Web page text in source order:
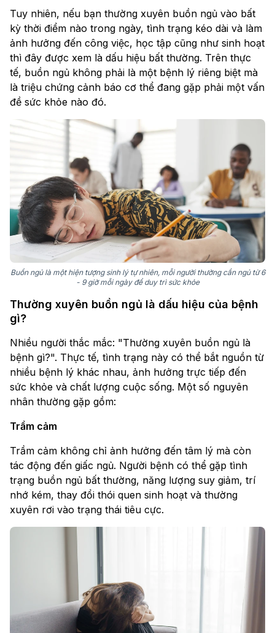
Tuy nhiên, nếu bạn thường xuyên buồn ngủ vào bất
kỳ thời điểm nào trong ngày, tình trạng kéo dài và làm
ảnh hưởng đến công việc, học tập cũng như sinh hoạt
thì đây được xem là dấu hiệu bất thường. Trên thực
tế, buồn ngủ không phải là một bệnh lý riêng biệt mà
là triệu chứng cảnh báo cơ thể đang gặp phải một vấn
đề sức khỏe nào đó.
Buồn ngủ là một hiện tượng sinh lý tự nhiên, mỗi người thường cần ngủ từ 6
- 9 giờ mỗi ngày để duy trì sức khỏe
Thường xuyên buồn ngủ là dấu hiệu của bệnh
gì?
Nhiều người thắc mắc: "Thường xuyên buồn ngủ là
bệnh gì?". Thực tế, tình trạng này có thể bắt nguồn từ
nhiều bệnh lý khác nhau, ảnh hưởng trực tiếp đến
sức khỏe và chất lượng cuộc sống. Một số nguyên
nhân thường gặp gồm:
Trầm cảm
Trầm cảm không chỉ ảnh hưởng đến tâm lý mà còn
tác động đến giấc ngủ. Người bệnh có thể gặp tình
trạng buồn ngủ bất thường, năng lượng suy giảm, trí
nhớ kém, thay đổi thói quen sinh hoạt và thường
xuyên rơi vào trạng thái tiêu cực.